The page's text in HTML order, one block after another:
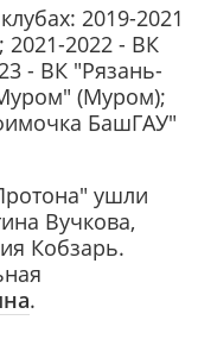
2019-2021
2022 - ВК
- ВК "Рязань-
(Муром);
БашГАУ"
ушли
Вучкова,
Кобзарь.
.